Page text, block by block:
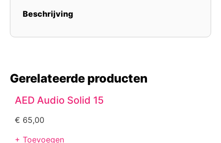
Beschrijving
Gerelateerde producten
AED Audio Solid 15
€ 65,00
+ Toevoegen